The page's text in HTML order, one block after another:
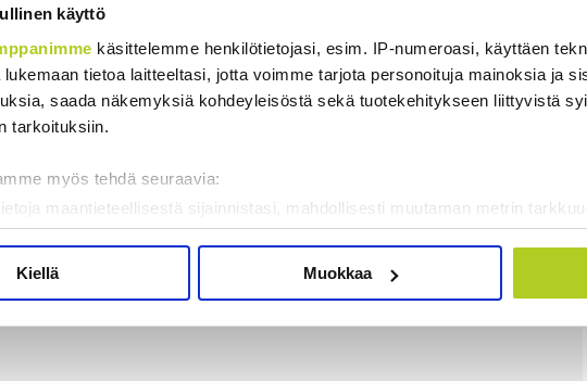
käyttö
käsittelemme henkilötietojasi, esim. IP-numeroasi, käyttäen
lukemaan tietoa laitteeltasi, jotta voimme tarjota personoituja mainoksia ja
saada näkemyksiä kohdeyleisöstä sekä tuotekehitykseen liittyvistä
tarkoituksiin.
myös tehdä seuraavia:
maantieteellisestä sijainnistasi, mahdollisesti muutaman metrin
laitteesi skannaamalla sen ominaispiirteitä aktiivisesti (sormenjäljen
miten henkilötietojasi käsitellään ja miten voit määrittää asetuksesi
tarjoamamme sisällön ja mainosten räätälöimiseen, sosiaalisen
analysoimiseen. Lisäksi jaamme sosiaalisen median, mainosalan ja
Kiellä Muokkaa